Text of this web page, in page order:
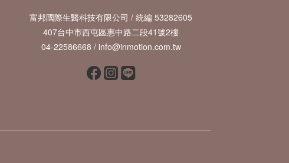
富邦國際生醫科技有限公司 / 統編 53282605
407台中市西屯區惠中路二段41號2樓
04-22586668 / info@inmotion.com.tw